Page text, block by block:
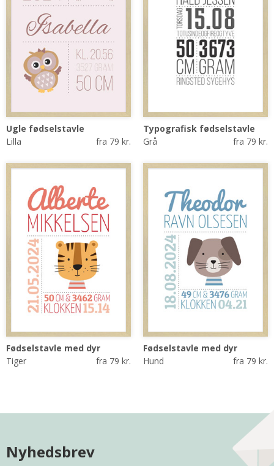
Ugle fødselstavle
Lilla
fra 79 kr.
Typografisk fødselstavle
Grå
fra 79 kr.
Fødselstavle med dyr
Tiger
fra 79 kr.
Fødselstavle med dyr
Hund
fra 79 kr.
Nyhedsbrev